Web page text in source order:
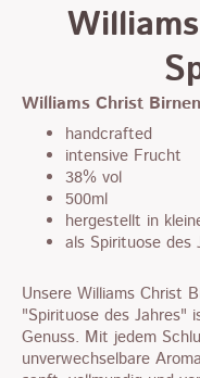
Williams Christ
handcrafted
intensive Frucht
38% vol
500ml
hergestellt in
als Spirituose des
Unsere Williams Christ
"Spirituose des Jahres"
Genuss. Mit jedem
unverwechselbare